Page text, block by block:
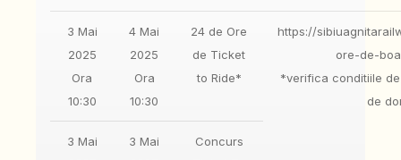
3 Mai
2025
Ora
10:30
4 Mai
2025
Ora
10:30
24 de Ore
de Ticket
to Ride*
https://
ore-de-
*verifica conditiile
de
3 Mai
3 Mai
Concurs